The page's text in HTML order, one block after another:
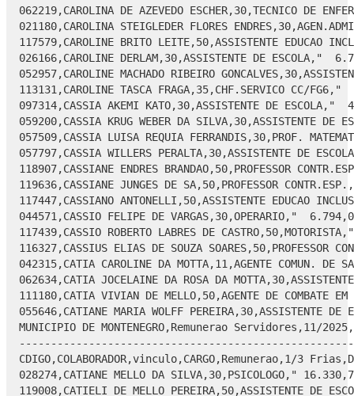
AM,30,ASSISTENTE DE ESCOLA,"  6.737,10","2.221,18","    0,00","1.318,27","1.044,90"," 6.595,11","     0,00",119687,CAROLINE DOS SANTOS WALTER,50,AUX SERV ESCOL CONTR TEMPORARI,"  2.827,26","    0,00","    0,00","    0,00","  232,67"," 2.594,59","     0,00"
052957,CAROLINE MACHADO RIBEIRO GONCALVES,30,ASSISTENTE DE ESCOLA,"  5.243,10","1.470,89","    0,00","  582,08","  947,82"," 5.184,09","     0,00"
113131,CAROLINE TASCA FRAGA,35,CHF.SERVICO CC/FG6,"  5.140,50","    0,00","    0,00","  319,38","  529,25"," 4.291,87","     0,00"
097314,CASSIA AKEMI KATO,30,ASSISTENTE DE ESCOLA,"  4.063,43","1.257,40","    0,00","  387,52","  875,86"," 4.057,45","     0,00"
059200,CASSIA KRUG WEBER DA SILVA,30,ASSISTENTE DE ESCOLA,"  4.911,56","1.637,19","    0,00","  703,08","1.008,17"," 4.837,50","     0,00"
057509,CASSIA LUISA REQUIA FERRANDIS,30,PROF. MATEMATICA,"  6.739,16","    0,00","    0,00","  700,03","1.120,30"," 4.918,83","     0,00"
057797,CASSIA WILLERS PERALTA,30,ASSISTENTE DE ESCOLA,"  3.359,36","1.261,49","    0,00","  227,58","  691,08"," 3.702,19","     0,00"
118907,CASSIANE ENDRES BRANDAO,50,PROFESSOR CONTR.ESP.,"  3.618,95","    0,00","    0,00","   57,60","  327,67"," 3.233,68","     0,00"
119636,CASSIANE